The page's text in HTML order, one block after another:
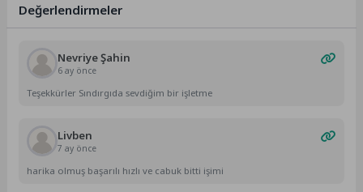
Değerlendirmeler
Nevriye Şahin
6 ay önce
Teşekkürler Sındırgıda sevdiğim bir işletme
Livben
7 ay önce
harika olmuş başarılı hızlı ve cabuk bitti işimi